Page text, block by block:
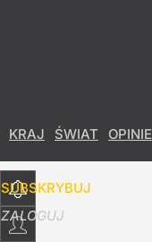
KRAJ ŚWIAT OPINIE
SUBSKRYBUJ
ZALOGUJ